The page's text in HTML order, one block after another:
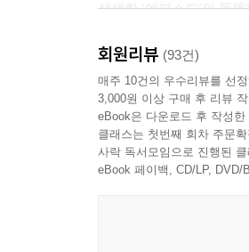
생생한 ‘에피소드’와 똑똑
《에그박사》는 만화로
에는 북극과 남극에서 살
작성하기’ 등 다양한 워
회원리뷰 (93건)
매주 10건의 우수리뷰를 선
3,000원 이상 구매 후 리뷰
eBook은 다운로드 후 작성
클래스는 첫번째 회차 주문
사락 독서모임으로 진행된
eBook 페이백, CD/LP,